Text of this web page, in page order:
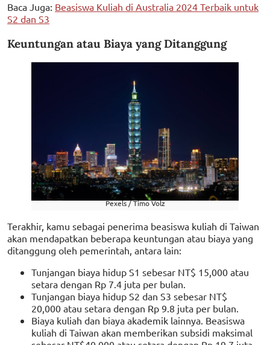
Baca Juga: Beasiswa Kuliah di Australia 2024 Terbaik untuk
S2 dan S3
Keuntungan atau Biaya yang Ditanggung
Pexels / Timo Volz
Terakhir, kamu sebagai penerima beasiswa kuliah di Taiwan
akan mendapatkan beberapa keuntungan atau biaya yang
ditanggung oleh pemerintah, antara lain:
Tunjangan biaya hidup S1 sebesar NT$ 15,000 atau
setara dengan Rp 7.4 juta per bulan.
Tunjangan biaya hidup S2 dan S3 sebesar NT$
20,000 atau setara dengan Rp 9.8 juta per bulan.
Biaya kuliah dan biaya akademik lainnya. Beasiswa
kuliah di Taiwan akan memberikan subsidi maksimal